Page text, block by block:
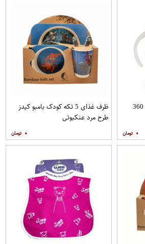
۰
ظرف غذای 5 تکه کودک بامبو کیدز
طرح مرد عنکبوتی
۰